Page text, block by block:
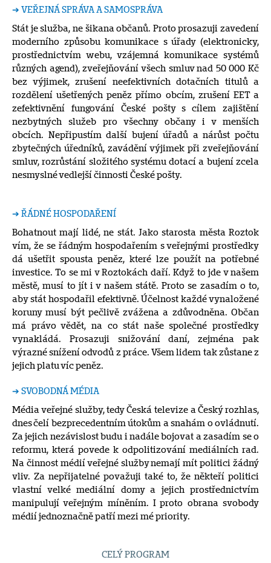
➔ VEŘEJNÁ SPRÁVA A SAMOSPRÁVA
Stát je služba, ne šikana občanů. Proto prosazuji zavedení
moderního způsobu komunikace s úřady (elektronicky,
prostřednictvím webu, vzájemná komunikace systémů
různých agend), zveřejňování všech smluv nad 50 000 Kč
bez výjimek, zrušení neefektivních dotačních titulů a
rozdělení ušetřených peněz přímo obcím, zrušení EET a
zefektivnění fungování České pošty s cílem zajištění
nezbytných služeb pro všechny občany i v menších
obcích. Nepřipustím další bujení úřadů a nárůst počtu
zbytečných úředníků, zavádění výjimek při zveřejňování
smluv, rozrůstání složitého systému dotací a bujení zcela
nesmyslné vedlejší činnosti České pošty.
➔ ŘÁDNÉ HOSPODAŘENÍ
Bohatnout mají lidé, ne stát. Jako starosta města Roztok
vím, že se řádným hospodařením s veřejnými prostředky
dá ušetřit spousta peněz, které lze použít na potřebné
investice. To se mi v Roztokách daří. Když to jde v našem
městě, musí to jít i v našem státě. Proto se zasadím o to,
aby stát hospodařil efektivně. Účelnost každé vynaložené
koruny musí být pečlivě zvážena a zdůvodněna. Občan
má právo vědět, na co stát naše společné prostředky
vynakládá. Prosazuji snižování daní, zejména pak
výrazné snížení odvodů z práce. Všem lidem tak zůstane z
jejich platu víc peněz.
➔ SVOBODNÁ MÉDIA
Média veřejné služby, tedy Česká televize a Český rozhlas,
dnes čelí bezprecedentním útokům a snahám o ovládnutí.
Za jejich nezávislost budu i nadále bojovat a zasadím se o
reformu, která povede k odpolitizování mediálních rad.
Na činnost médií veřejné služby nemají mít politici žádný
vliv. Za nepřijatelné považuji také to, že někteří politici
vlastní velké mediální domy a jejich prostřednictvím
manipulují veřejným míněním. I proto obrana svobody
médií jednoznačně patří mezi mé priority.
CELÝ PROGRAM